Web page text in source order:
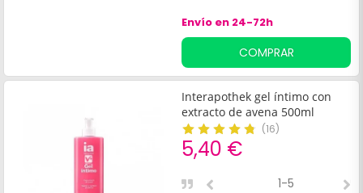
Envío en 24-72h
COMPRAR
Interapothek gel íntimo con
extracto de avena 500ml
(16)
5,40 €
1-5